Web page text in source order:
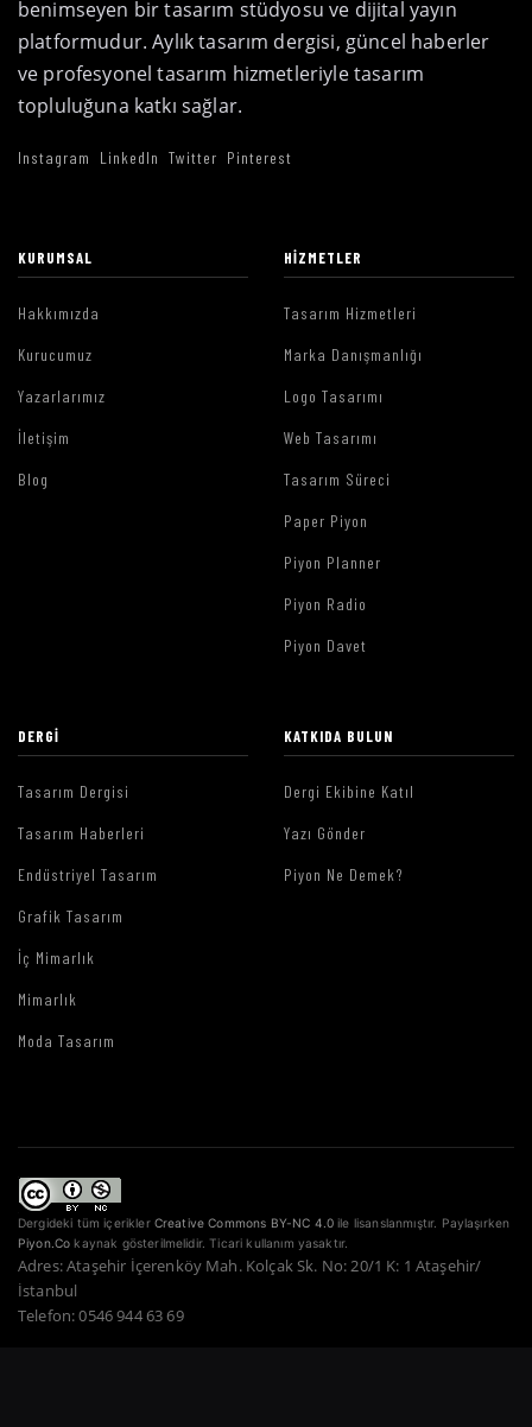
benimseyen bir tasarım stüdyosu ve dijital yayın
platformudur. Aylık tasarım dergisi, güncel haberler
ve profesyonel tasarım hizmetleriyle tasarım
topluluğuna katkı sağlar.
Instagram LinkedIn Twitter Pinterest
KURUMSAL
Hakkımızda
Kurucumuz
Yazarlarımız
İletişim
Blog
HIZMETLER
Tasarım Hizmetleri
Marka Danışmanlığı
Logo Tasarımı
Web Tasarımı
Tasarım Süreci
Paper Piyon
Piyon Planner
Piyon Radio
Piyon Davet
DERGI
Tasarım Dergisi
Tasarım Haberleri
Endüstriyel Tasarım
Grafik Tasarım
İç Mimarlık
Mimarlık
Moda Tasarım
KATKIDA BULUN
Dergi Ekibine Katıl
Yazı Gönder
Piyon Ne Demek?
Dergideki tüm içerikler Creative Commons BY-NC 4.0 ile lisanslanmıştır. Paylaşırken
Piyon.Co kaynak gösterilmelidir. Ticari kullanım yasaktır.
Adres: Ataşehir İçerenköy Mah. Kolçak Sk. No: 20/1 K: 1 Ataşehir/
İstanbul
Telefon: 0546 944 63 69